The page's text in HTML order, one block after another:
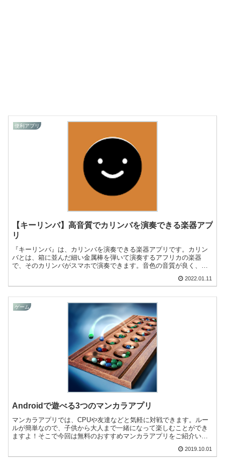
便利アプリ
【キーリンバ】高音質でカリンバを演奏できる楽器アプ
リ
『キーリンバ』は、カリンバを演奏できる楽器アプリです。カリン
バとは、箱に並んだ細い金属棒を弾いて演奏するアフリカの楽器
で、そのカリンバがスマホで演奏できます。音色の音質が良く、手
2022.01.11
ゲーム
Androidで遊べる3つのマンカラアプリ
マンカラアプリでは、CPUや友達などと気軽に対戦できます。ルー
ルが簡単なので、子供から大人まで一緒になって楽しむことができ
ますよ！そこで今回は無料のおすすめマンカラアプリをご紹介いた
2019.10.01